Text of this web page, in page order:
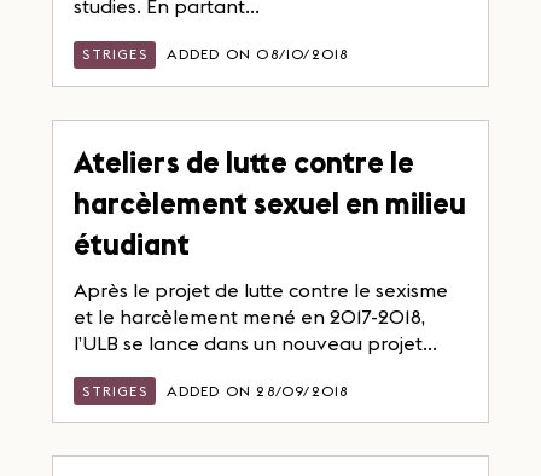
studies. En partant...
STRIGES ADDED ON 08/10/2018
Ateliers de lutte contre le
harcèlement sexuel en milieu
étudiant
Après le projet de lutte contre le sexisme
et le harcèlement mené en 2017-2018,
l’ULB se lance dans un nouveau projet...
STRIGES ADDED ON 28/09/2018